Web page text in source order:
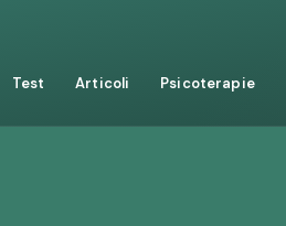
Test Articoli Psicoterapie